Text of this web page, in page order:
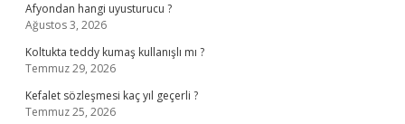
Afyondan hangi uyusturucu ?
Ağustos 3, 2026
Koltukta teddy kumaş kullanışlı mı ?
Temmuz 29, 2026
Kefalet sözleşmesi kaç yıl geçerli ?
Temmuz 25, 2026